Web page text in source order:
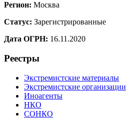
Регион: Москва
Статус: Зарегистрированные
Дата ОГРН: 16.11.2020
Реестры
Экстремистские материалы
Экстремистские организации
Иноагенты
НКО
СОНКО